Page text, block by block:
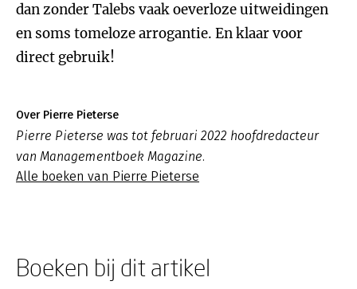
dan zonder Talebs vaak oeverloze uitweidingen
en soms tomeloze arrogantie. En klaar voor
direct gebruik!
Over Pierre Pieterse
Pierre Pieterse was tot februari 2022 hoofdredacteur
van Managementboek Magazine.
Alle boeken van Pierre Pieterse
Boeken bij dit artikel